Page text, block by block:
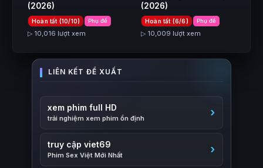
(2026)
Hoàn tất (10/10) Phụ đề
▷ 10,016 lượt xem
(2026)
Hoàn tất (6/6) Phụ đề
▷ 10,009 lượt xem
xem phim full HD
trải nghiệm xem phim ổn định
truy cập viet69
Phim Sex Việt Mới Nhất